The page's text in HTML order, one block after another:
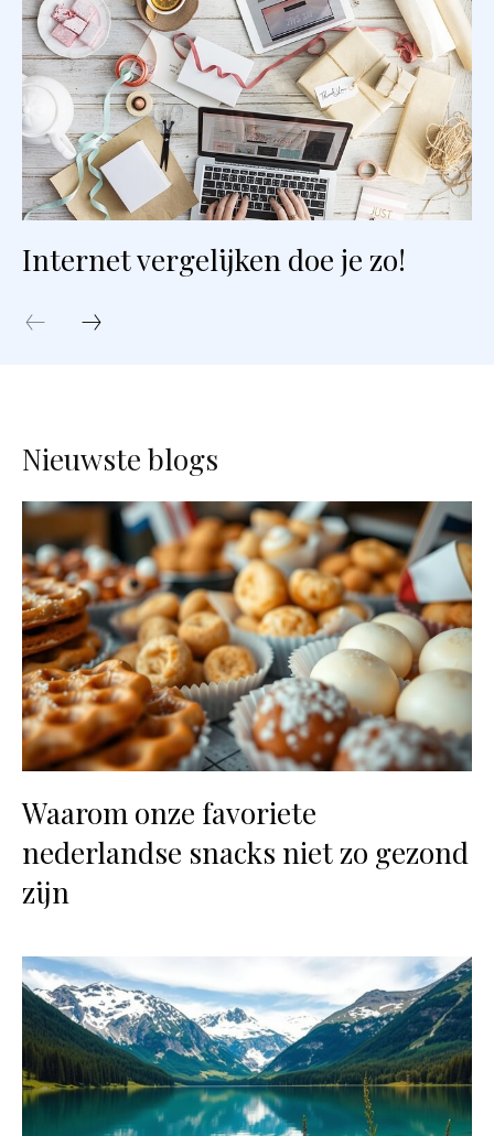
Internet vergelijken doe je zo!
Nieuwste blogs
Waarom onze favoriete
nederlandse snacks niet zo gezond
zijn